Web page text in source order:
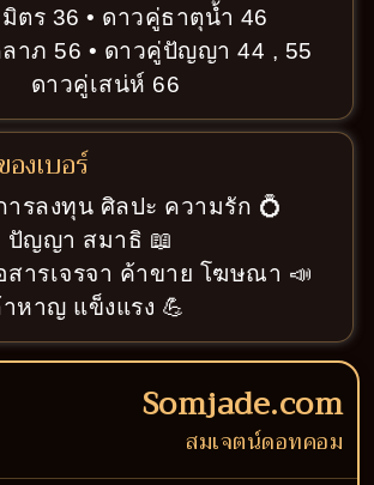
ตร 36 • ดาวคู่ธาตุน้ำ 46
าภ 56 • ดาวคู่ปัญญา 44 , 55
ดาวคู่เสน่ห์ 66
งเบอร์
ารลงทุน ศิลปะ ความรัก 💍
ปัญญา สมาธิ 📖
สารเจรจา ค้าขาย โฆษณา 📣
หาญ แข็งแรง 💪
Somjade.com
สมเจตน์ดอทคอม